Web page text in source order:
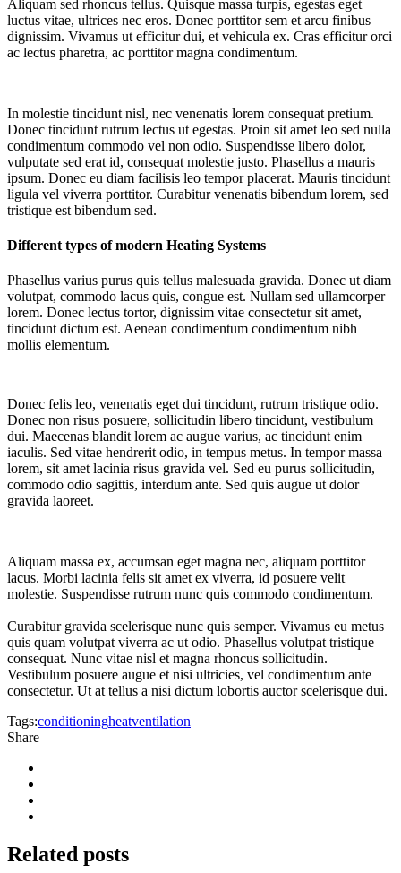
Aliquam sed rhoncus tellus. Quisque massa turpis, egestas eget
luctus vitae, ultrices nec eros. Donec porttitor sem et arcu finibus
dignissim. Vivamus ut efficitur dui, et vehicula ex. Cras efficitur orci
ac lectus pharetra, ac porttitor magna condimentum.
In molestie tincidunt nisl, nec venenatis lorem consequat pretium.
Donec tincidunt rutrum lectus ut egestas. Proin sit amet leo sed nulla
condimentum commodo vel non odio. Suspendisse libero dolor,
vulputate sed erat id, consequat molestie justo. Phasellus a mauris
ipsum. Donec eu diam facilisis leo tempor placerat. Mauris tincidunt
ligula vel viverra porttitor. Curabitur venenatis bibendum lorem, sed
tristique est bibendum sed.
Different types of modern Heating Systems
Phasellus varius purus quis tellus malesuada gravida. Donec ut diam
volutpat, commodo lacus quis, congue est. Nullam sed ullamcorper
lorem. Donec lectus tortor, dignissim vitae consectetur sit amet,
tincidunt dictum est. Aenean condimentum condimentum nibh
mollis elementum.
Donec felis leo, venenatis eget dui tincidunt, rutrum tristique odio.
Donec non risus posuere, sollicitudin libero tincidunt, vestibulum
dui. Maecenas blandit lorem ac augue varius, ac tincidunt enim
iaculis. Sed vitae hendrerit odio, in tempus metus. In tempor massa
lorem, sit amet lacinia risus gravida vel. Sed eu purus sollicitudin,
commodo odio sagittis, interdum ante. Sed quis augue ut dolor
gravida laoreet.
Aliquam massa ex, accumsan eget magna nec, aliquam porttitor
lacus. Morbi lacinia felis sit amet ex viverra, id posuere velit
molestie. Suspendisse rutrum nunc quis commodo condimentum.
Curabitur gravida scelerisque nunc quis semper. Vivamus eu metus
quis quam volutpat viverra ac ut odio. Phasellus volutpat tristique
consequat. Nunc vitae nisl et magna rhoncus sollicitudin.
Vestibulum posuere augue et nisi ultricies, vel condimentum ante
consectetur. Ut at tellus a nisi dictum lobortis auctor scelerisque dui.
Tags:conditioningheatventilation
Share
Related posts